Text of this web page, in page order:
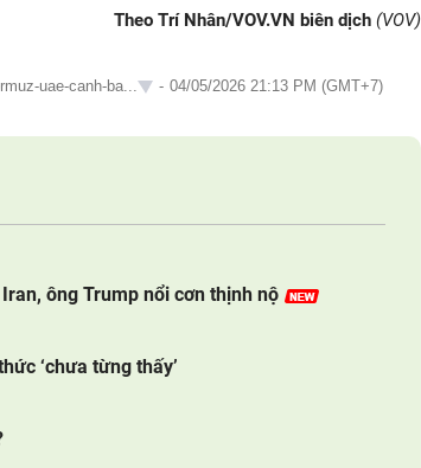
Theo Trí Nhân/VOV.VN biên dịch (VOV)
uae-canh-ba... - 04/05/2026 21:13 PM (GMT+7)
ông Trump nổi cơn thịnh nộ
‘chưa từng thấy’